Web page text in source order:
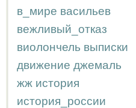
в_мире васильев
вежливый_отказ
виолончель выписки
движение джемаль
жж история
история_россии